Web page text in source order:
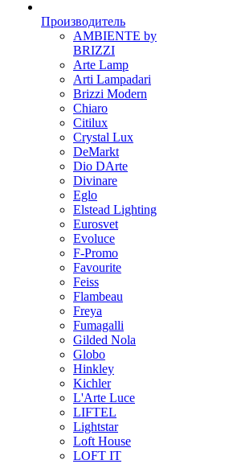
Производитель
AMBIENTE by
BRIZZI
Arte Lamp
Arti Lampadari
Brizzi Modern
Chiaro
Citilux
Crystal Lux
DeMarkt
Dio DArte
Divinare
Eglo
Elstead Lighting
Eurosvet
Evoluce
F-Promo
Favourite
Feiss
Flambeau
Freya
Fumagalli
Gilded Nola
Globo
Hinkley
Kichler
L'Arte Luce
LIFTEL
Lightstar
Loft House
LOFT IT